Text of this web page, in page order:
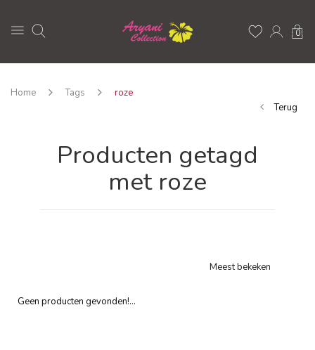
0
Home Tags
roze
Terug
Producten getagd
met roze
Meest bekeken
Geen producten gevonden!...